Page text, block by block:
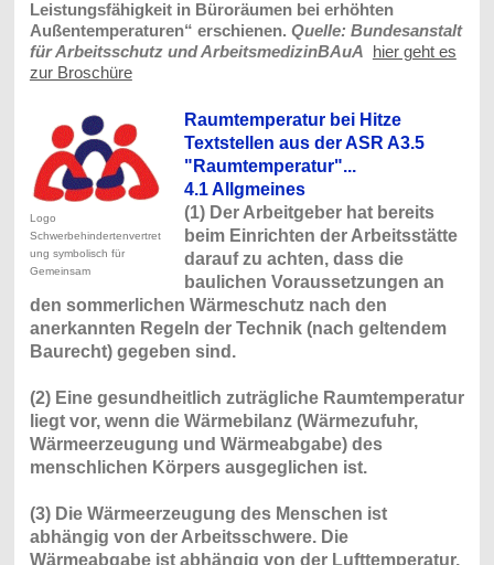
Leistungsfähigkeit in Büroräumen bei erhöhten
Außentemperaturen“ erschienen. Quelle: Bundesanstalt
für Arbeitsschutz und ArbeitsmedizinBAuA
hier geht es
zur Broschüre
Logo
Schwerbehindertenvertret
ung symbolisch für
Gemeinsam
Raumtemperatur bei Hitze
Textstellen aus der ASR A3.5
"Raumtemperatur"...
4.1 Allgmeines
(1) Der Arbeitgeber hat bereits
beim Einrichten der Arbeitsstätte
darauf zu achten, dass die
baulichen Voraussetzungen an
den sommerlichen Wärmeschutz nach den
anerkannten Regeln der Technik (nach geltendem
Baurecht) gegeben sind.
(2) Eine gesundheitlich zuträgliche Raumtemperatur
liegt vor, wenn die Wärmebilanz (Wärmezufuhr,
Wärmeerzeugung und Wärmeabgabe) des
menschlichen Körpers ausgeglichen ist.
(3) Die Wärmeerzeugung des Menschen ist
abhängig von der Arbeitsschwere. Die
Wärmeabgabe ist abhängig von der Lufttemperatur,